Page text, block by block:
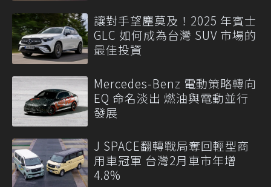
讓對手望塵莫及！2025 年賓士
GLC 如何成為台灣 SUV 市場的
最佳投資
Mercedes-Benz 電動策略轉向
EQ 命名淡出 燃油與電動並行
發展
J SPACE翻轉戰局奪回輕型商
用車冠軍 台灣2月車市年增
4.8%